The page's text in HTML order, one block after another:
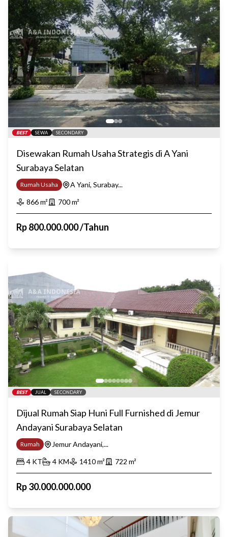
BEST SEWA SECONDARY
Disewakan Rumah Usaha Strategis di A Yani
Surabaya Selatan
Rumah Usaha
A Yani, Surabay...
866m² 700m²
Rp800.000.000/Tahun
BEST JUAL SECONDARY
Dijual Rumah Siap Huni Full Furnished di Jemur
Andayani Surabaya Selatan
Rumah
Jemur Andayani,...
4 KT 4 KM 1410m² 722 m²
Rp30.000.000.000